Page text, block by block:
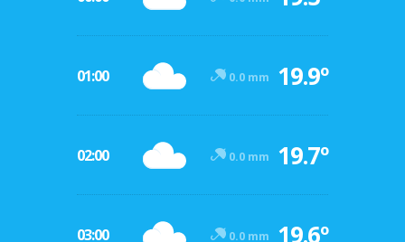
01:00 0.0 mm 19.9º
02:00 0.0 mm 19.7º
03:00 0.0 mm 19.6º